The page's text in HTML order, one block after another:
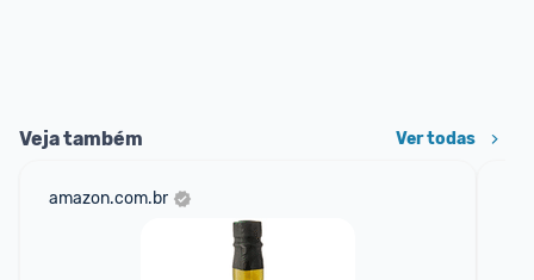
Veja também Ver todas
amazon.com.br